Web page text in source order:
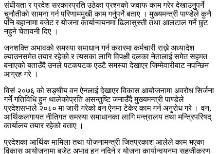
संघीयता र प्रदेश सरकारप्रति उठेका प्रश्नको जवाफ काम गरेर देखाउनुुपर्ने
चुुनौतीको सामना गर्न परिणाममुुखी काम गर्नुुपर्ने बताए । मुख्यमन्त्री पाण्डेले कुनै
पनि बहानामा बजेट र योजना कार्यान्वयनमा ढिलासुस्ती तथा आलटाल गर्ने छुट
नहुने चेतावनी दिए ।
जनशक्ति अभावको समस्या समाधान गर्न करारमा कर्मचारी राख्ने अध्यादेश
ल्याउनसमेत तयार रहेको र त्यसका लागि विपक्षी दलका नेतालाई समेत सहमत
बनाएको बताउँदै उनले पटकपटक एउटै समस्या देखाएर जिम्मेवारीबाट नपन्छिन
आग्रह गरे ।
विसं २०७६ को सङ्घीय वन ऐनलाई देखाएर विकास आयोजनामा अवरोध सिर्जना
गर्ने गतिविधि हुुन थालेकोप्रति असन्तुष्टि जनाउँदै मुुख्यमन्त्री पाण्डेले
प्रदेशसभाले २०८० मा जारी गरेको वन ऐनमा टेकेर काम गर्न अनुरोध गरे । वन,
आर्थिकलगायत नीतिगत समस्या समाधानका लागि मन्त्रालय तथा मन्त्रिपरिषद्
कार्यालय तयार रहेको बताए ।
प्रदेशका आर्थिक मामिला तथा योजनामन्त्री जितप्रकाश आलेले काम भएका
विकास आयोजनामा बजेट अभाव हुुन नदिने र योजना कार्यान्वयनमा सहजीकरण